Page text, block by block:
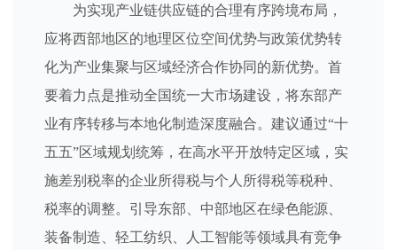
为实现产业链供应链的合理有序跨境布局，
应将西部地区的地理区位空间优势与政策优势转
化为产业集聚与区域经济合作协同的新优势。首
要着力点是推动全国统一大市场建设，将东部产
业有序转移与本地化制造深度融合。建议通过“十
五五”区域规划统筹，在高水平开放特定区域，实
施差别税率的企业所得税与个人所得税等税种、
税率的调整。引导东部、中部地区在绿色能源、
装备制造、轻工纺织、人工智能等领域具有竞争